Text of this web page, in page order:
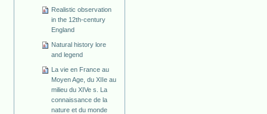
Realistic observation
in the 12th-century
England
Natural history lore
and legend
La vie en France au
Moyen Age, du XIIe au
milieu du XIVe s. La
connaissance de la
nature et du monde